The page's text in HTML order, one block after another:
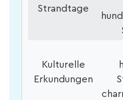
Strandtage
Kulturelle
Erkundungen